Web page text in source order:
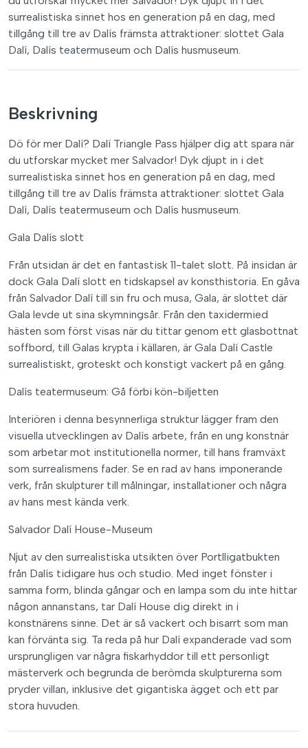
surrealistiska sinnet hos en generation på en dag, med
tillgång till tre av Dalís främsta attraktioner: slottet Gala
Dalí, Dalís teatermuseum och Dalís husmuseum.
Beskrivning
Dö för mer Dalí? Dalí Triangle Pass hjälper dig att spara när
du utforskar mycket mer Salvador! Dyk djupt in i det
surrealistiska sinnet hos en generation på en dag, med
tillgång till tre av Dalís främsta attraktioner: slottet Gala
Dalí, Dalís teatermuseum och Dalís husmuseum.
Gala Dalís slott
Från utsidan är det en fantastisk 11-talet slott. På insidan är
dock Gala Dalí slott en tidskapsel av konsthistoria. En gåva
från Salvador Dalí till sin fru och musa, Gala, är slottet där
Gala levde ut sina skymningsår. Från den taxidermied
hästen som först visas när du tittar genom ett glasbottnat
soffbord, till Galas krypta i källaren, är Gala Dalí Castle
surrealistiskt, groteskt och konstigt vackert på en gång.
Dalís teatermuseum: Gå förbi kön-biljetten
Interiören i denna besynnerliga struktur lägger fram den
visuella utvecklingen av Dalís arbete, från en ung konstnär
som arbetar mot institutionella normer, till hans framväxt
som surrealismens fader. Se en rad av hans imponerande
verk, från skulpturer till målningar, installationer och några
av hans mest kända verk.
Salvador Dalí House-Museum
Njut av den surrealistiska utsikten över Portlligatbukten
från Dalís tidigare hus och studio. Med inget fönster i
samma form, blinda gångar och en lampa som du inte hittar
någon annanstans, tar Dalí House dig direkt in i
konstnärens sinne. Det är så vackert och bisarrt som man
kan förvänta sig. Ta reda på hur Dalí expanderade vad som
ursprungligen var några fiskarhyddor till ett personligt
mästerverk och begrunda de berömda skulpturerna som
pryder villan, inklusive det gigantiska ägget och ett par
stora huvuden.